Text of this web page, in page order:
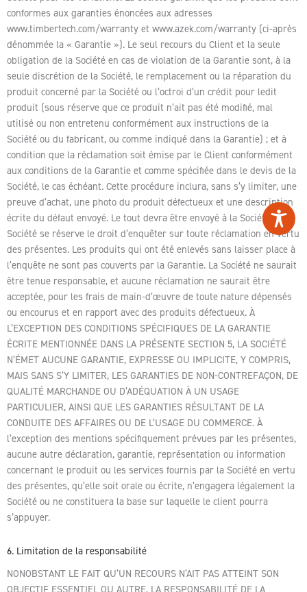
conformes aux garanties énoncées aux adresses
www.timbertech.com/warranty et www.azek.com/warranty (ci-après
dénommée la « Garantie »). Le seul recours du Client et la seule
obligation de la Société en cas de violation de la Garantie sont, à la
seule discrétion de la Société, le remplacement ou la réparation du
produit concerné par la Société ou l’octroi d’un crédit pour ledit
produit (sous réserve que ce produit n’ait pas été modifié, mal
utilisé ou non entretenu conformément aux instructions de la
Société ou du fabricant, ou comme indiqué dans la Garantie) ; et à
condition que la réclamation soit émise par le Client conformément
aux conditions de la Garantie et comme spécifiée dans le devis de la
Société, le cas échéant. Cette procédure inclura, sans s’y limiter, une
preuve d’achat, une photo du produit défectueux et une description
écrite du défaut envoyé. Le tout devra être envoyé à la Société. La
Société se réserve le droit d’enquêter sur toute réclamation en vertu
des présentes. Les produits qui ont été enlevés sans laisser place à
l’enquête ne sont pas couverts par la Garantie. La Société ne saurait
être tenue responsable, et aucune réclamation ne saurait être
acceptée, pour les frais de main-d’œuvre de toute nature dépensés
ou encourus et en rapport avec des produits défectueux. À
L’EXCEPTION DES CONDITIONS SPÉCIFIQUES DE LA GARANTIE
ÉCRITE MENTIONNÉE DANS LA PRÉSENTE SECTION 5, LA SOCIÉTÉ
N’ÉMET AUCUNE GARANTIE, EXPRESSE OU IMPLICITE, Y COMPRIS,
MAIS SANS S’Y LIMITER, LES GARANTIES DE NON-CONTREFAÇON, DE
QUALITÉ MARCHANDE OU D’ADÉQUATION À UN USAGE
PARTICULIER, AINSI QUE LES GARANTIES RÉSULTANT DE LA
CONDUITE DES AFFAIRES OU DE L’USAGE DU COMMERCE. À
l’exception des mentions spécifiquement prévues par les présentes,
aucune autre déclaration, garantie, représentation ou information
concernant le produit ou les services fournis par la Société en vertu
des présentes, qu’elle soit orale ou écrite, n’engagera légalement la
Société ou ne constituera la base sur laquelle le client pourra
s’appuyer.
6. Limitation de la responsabilité
NONOBSTANT LE FAIT QU’UN RECOURS N’AIT PAS ATTEINT SON
OBJECTIF ESSENTIEL OU AUTRE, LA RESPONSABILITÉ DE LA